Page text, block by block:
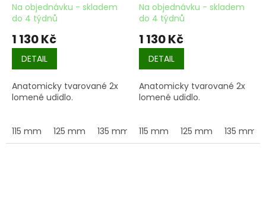
Na objednávku - skladem
do 4 týdnů
1 130 Kč
DETAIL
Anatomicky tvarované 2x
lomené udidlo.
115 mm 125 mm 135 mm 145 mm 155 mm
Na objednávku - skladem
do 4 týdnů
1 130 Kč
DETAIL
Anatomicky tvarované 2x
lomené udidlo.
115 mm 125 mm 135 mm